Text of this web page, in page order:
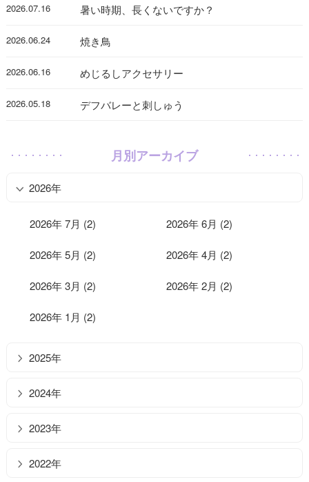
2026.07.16 暑い時期、長くないですか？
2026.06.24 焼き鳥
2026.06.16 めじるしアクセサリー
2026.05.18 デフバレーと刺しゅう
月別アーカイブ
2026年
2026年 7月 (2) 2026年 6月 (2)
2026年 5月 (2) 2026年 4月 (2)
2026年 3月 (2) 2026年 2月 (2)
2026年 1月 (2)
2025年
2024年
2023年
2022年